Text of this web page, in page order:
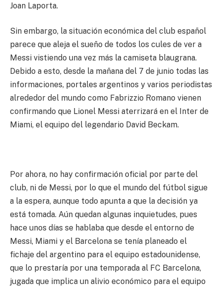
Joan Laporta.
Sin embargo, la situación económica del club español
parece que aleja el sueño de todos los cules de ver a
Messi vistiendo una vez más la camiseta blaugrana.
Debido a esto, desde la mañana del 7 de junio todas las
informaciones, portales argentinos y varios periodistas
alrededor del mundo como Fabrizzio Romano vienen
confirmando que Lionel Messi aterrizará en el Inter de
Miami, el equipo del legendario David Beckam.
Por ahora, no hay confirmación oficial por parte del
club, ni de Messi, por lo que el mundo del fútbol sigue
a la espera, aunque todo apunta a que la decisión ya
está tomada. Aún quedan algunas inquietudes, pues
hace unos días se hablaba que desde el entorno de
Messi, Miami y el Barcelona se tenía planeado el
fichaje del argentino para el equipo estadounidense,
que lo prestaría por una temporada al FC Barcelona,
jugada que implica un alivio económico para el equipo